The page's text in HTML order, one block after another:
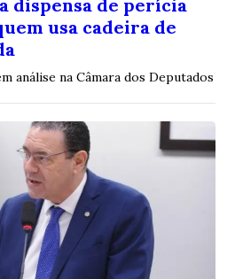
dispensa de perícia
usa cadeira de
análise na Câmara dos Deputados